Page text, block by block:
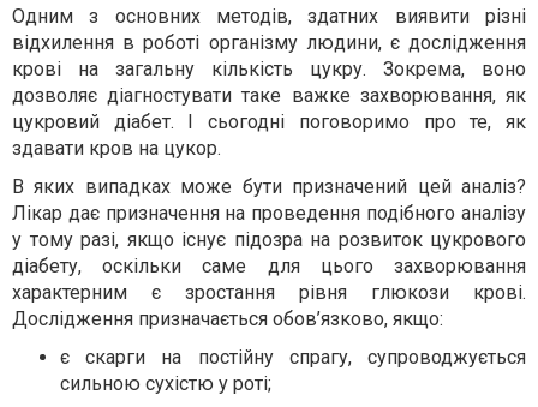
Одним з основних методів, здатних виявити різні
відхилення в роботі організму людини, є дослідження
крові на загальну кількість цукру. Зокрема, воно
дозволяє діагностувати таке важке захворювання, як
цукровий діабет. І сьогодні поговоримо про те, як
здавати кров на цукор.
В яких випадках може бути призначений цей аналіз?
Лікар дає призначення на проведення подібного аналізу
у тому разі, якщо існує підозра на розвиток цукрового
діабету, оскільки саме для цього захворювання
характерним є зростання рівня глюкози крові.
Дослідження призначається обов’язково, якщо:
є скарги на постійну спрагу, супроводжується
сильною сухістю у роті;